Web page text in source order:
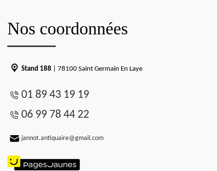
Nos coordonnées
Stand 188 | 78100 Saint Germain En Laye
01 89 43 19 19
06 99 78 44 22
jannot.antiquaire@gmail.com